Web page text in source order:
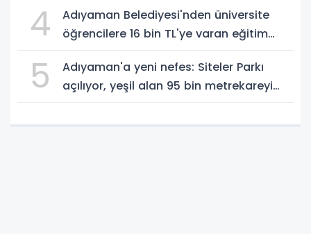
4
Adıyaman Belediyesi'nden üniversite
öğrencilere 16 bin TL'ye varan eğitim
5
Adıyaman'a yeni nefes: Siteler Parkı
açılıyor, yeşil alan 95 bin metrekareyi